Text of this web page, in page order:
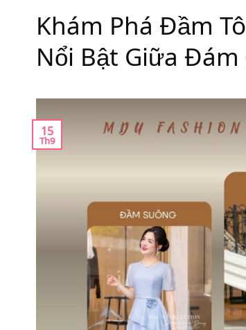
Khám Phá Đầm
Nổi Bật Giữa
15
Th9